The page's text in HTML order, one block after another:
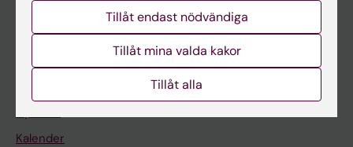
Om KI
Kalender
Tillåt endast nödvändiga
Tillåt mina valda kakor
Tillåt alla